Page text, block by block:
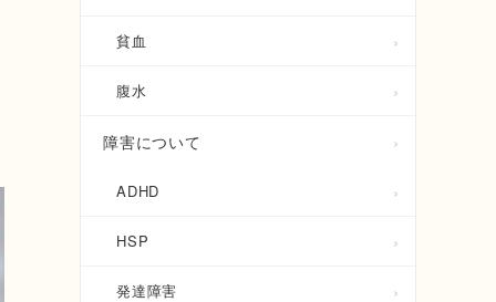
貧血
腹水
障害について
ADHD
HSP
発達障害